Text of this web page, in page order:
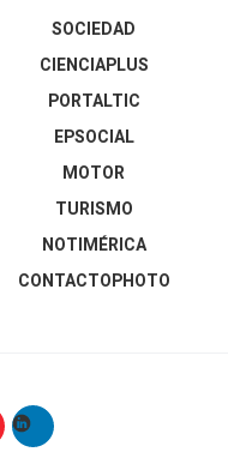
SOCIEDAD
CIENCIAPLUS
PORTALTIC
EPSOCIAL
MOTOR
TURISMO
NOTIMÉRICA
CONTACTOPHOTO